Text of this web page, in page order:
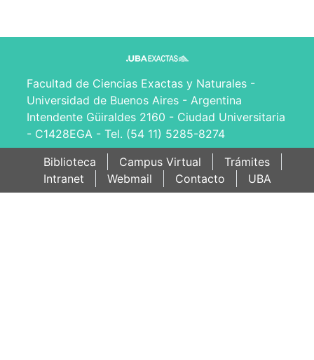
Facultad de Ciencias Exactas y Naturales -
Universidad de Buenos Aires - Argentina
Intendente Güiraldes 2160 - Ciudad Universitaria
- C1428EGA - Tel. (54 11) 5285-8274
Biblioteca
Campus Virtual
Trámites
Intranet
Webmail Contacto UBA